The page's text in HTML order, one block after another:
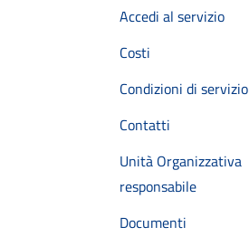
Accedi al servizio
Costi
Condizioni di servizio
Contatti
Unità Organizzativa
responsabile
Documenti